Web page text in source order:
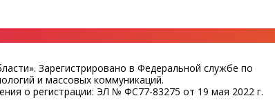
Зарегистрировано в Федеральной службе по
и массовых коммуникаций.
о регистрации: ЭЛ № ФС77-83275 от 19 мая 2022 г.